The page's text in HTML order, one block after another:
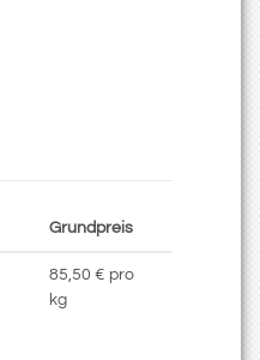
Grundpreis
85,50 € pro
kg